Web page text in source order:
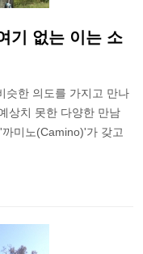
기 없는 이는 소
슷한 의도를 가지고 만나
상치 못한 다양한 만남
미노(Camino)'가 갖고